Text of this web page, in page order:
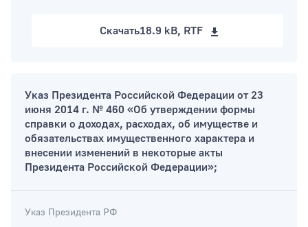
Скачать18.9 kB, RTF
Указ Президента Российской Федерации от 23
июня 2014 г. № 460 «Об утверждении формы
справки о доходах, расходах, об имуществе и
обязательствах имущественного характера и
внесении изменений в некоторые акты
Президента Российской Федерации»;
Указ Президента РФ